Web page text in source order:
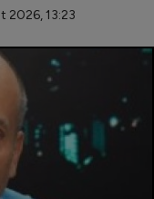
2026, 13:23